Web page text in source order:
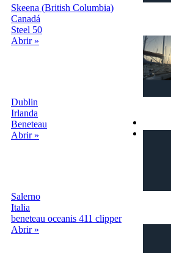
Skeena (British Columbia)
Canadá
Steel 50
Abrir »
Dublin
Irlanda
Beneteau
Abrir »
Salerno
Italia
beneteau oceanis 411 clipper
Abrir »